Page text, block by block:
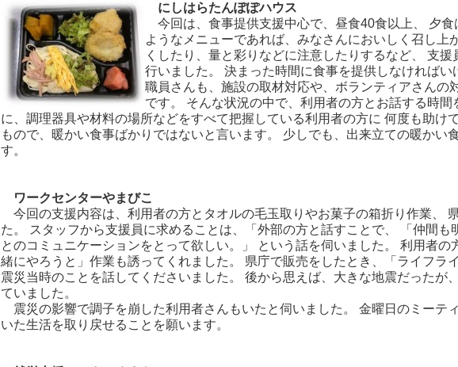
にしはらたんぽぽハウス
今回は、食事提供支援中心で、昼食40食以上、 夕
ようなメニューであれば、みなさんにおいしく召し
くしたり、量と彩りなどに注意したりするなど、 支
行いました。 決まった時間に食事を提供しなければい
職員さんも、施設の取材対応や、ボランティアさんの
です。 そんな状況の中で、利用者の方とお話する時
に、調理器具や材料の場所などをすべて把握している利用者の方に 何度も助け
もので、暖かい食事ばかりではないと言います。 少しでも、出来立ての暖かい
す。
ワークセンターやまびこ
今回の支援内容は、利用者の方とタオルの毛玉取りやお菓子の箱折り作業、
た。 スタッフから支援員に求めることは、「外部の方と話すことで、 「仲間
とのコミュニケーションをとって欲しい。」 という話を伺いました。 利用者
緒にやろうと」作業も誘ってくれました。 県庁で販売をしたとき、「ライフラ
震災当時のことを話してくださいました。 後から思えば、大きな地震だったが
ていました。
震災の影響で調子を崩した利用者さんもいたと伺いました。 金曜日のミーテ
いた生活を取り戻せることを願います。